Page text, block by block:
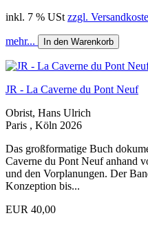
inkl. 7 % USt zzgl.
mehr... In den Warenkorb
JR - La Caverne du Pont Neuf
Obrist, Hans Ulrich
Paris , Köln 2026
Das großformatige Buch
Caverne du Pont Neuf anhand
und den Vorplanungen. Der
Konzeption bis...
EUR 40,00